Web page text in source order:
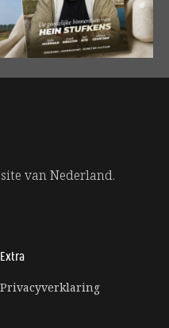
van Nederland.
Extra
Privacyverklaring